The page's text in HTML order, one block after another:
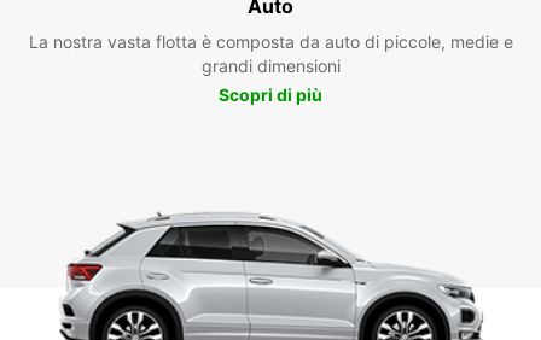
Auto
La nostra vasta flotta è composta da auto di piccole, medie e
grandi dimensioni
Scopri di più